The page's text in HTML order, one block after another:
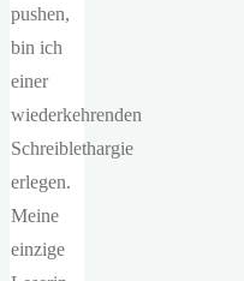
pushen,
bin ich
einer
wiederkehrenden
Schreiblethargie
erlegen.
Meine
einzige